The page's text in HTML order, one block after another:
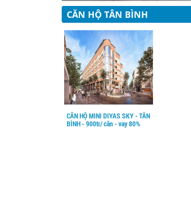
CĂN HỘ TÂN BÌNH
CĂN HỘ MINI DIYAS SKY - TÂN
BÌNH - 900tr/ căn - vay 80%